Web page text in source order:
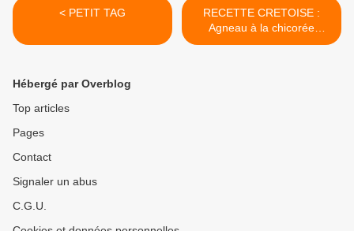
< PETIT TAG
RECETTE CRETOISE :
Agneau à la chicorée
sauvage >
Hébergé par Overblog
Top articles
Pages
Contact
Signaler un abus
C.G.U.